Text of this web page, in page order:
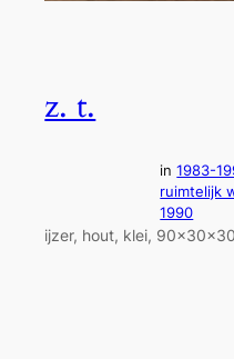
z. t.
in1983-
ruimtelijk
1990
ijzer, hout, klei,